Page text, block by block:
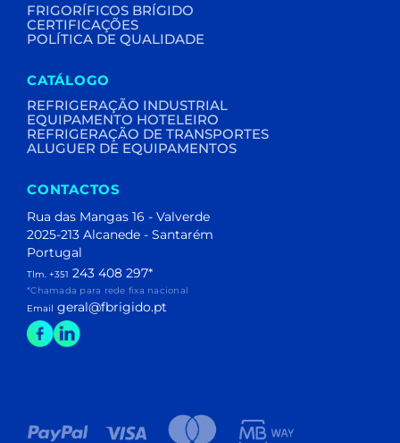
FRIGORÍFICOS BRÍGIDO
CERTIFICAÇÕES
POLÍTICA DE QUALIDADE
CATÁLOGO
REFRIGERAÇÃO INDUSTRIAL
EQUIPAMENTO HOTELEIRO
REFRIGERAÇÃO DE TRANSPORTES
ALUGUER DE EQUIPAMENTOS
CONTACTOS
Rua das Mangas 16 - Valverde
2025-213 Alcanede - Santarém
Portugal
Tlm. +351 243 408 297*
*Chamada para rede fixa nacional
Email geral@fbrigido.pt